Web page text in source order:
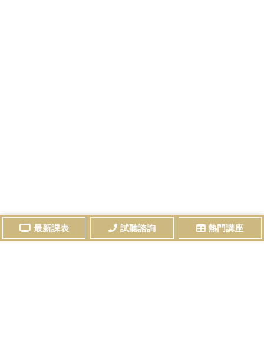
最新課表 試聽諮詢 熱門講座